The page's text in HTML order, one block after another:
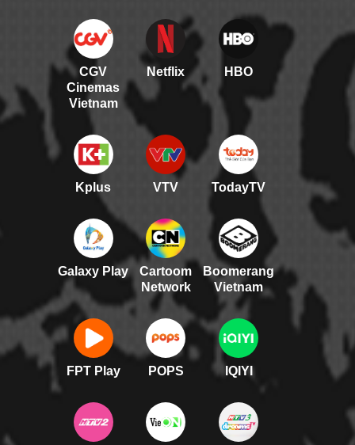
CGV
Cinemas
Vietnam
Netflix HBO
Kplus VTV TodayTV
Galaxy Play
Cartoom
Network
Boomerang
Vietnam
FPT Play POPS IQIYI